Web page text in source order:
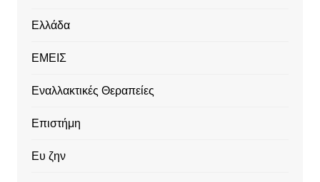
Ελλάδα
ΕΜΕΙΣ
Εναλλακτικές Θεραπείες
Επιστήμη
Ευ ζην